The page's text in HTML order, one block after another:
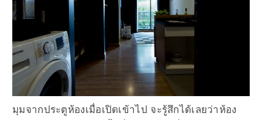
มุมจากประตูห้องเมื่อเปิดเข้าไป จะรู้สึกได้เลยว่าห้อง